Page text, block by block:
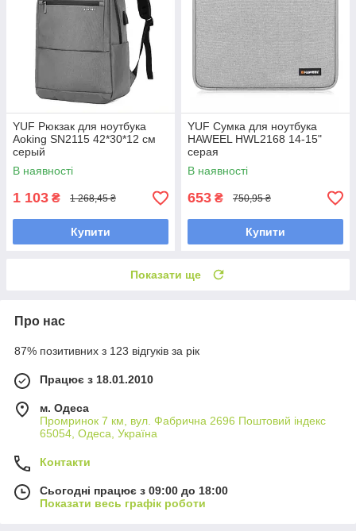
YUF Рюкзак для ноутбука
Aoking SN2115 42*30*12 см
серый
В наявності
1 103 ₴ 1 268,45 ₴
Купити
YUF Сумка для ноутбука
HAWEEL HWL2168 14-15"
серая
В наявності
653 ₴ 750,95 ₴
Купити
Показати ще
Про нас
87% позитивних з 123 відгуків за рік
Працює з 18.01.2010
м. Одеса
Промринок 7 км, вул. Фабрична 2696 Поштовий індекс
65054, Одеса, Україна
Контакти
Сьогодні працює з 09:00 до 18:00
Показати весь графік роботи